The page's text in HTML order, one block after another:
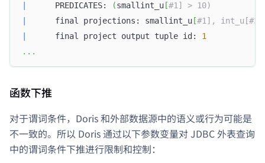
      PREDICATES:
(smallint_u [#1] > 10)
      final projections: smallint_u
[#1],
      final project output tuple id:
1
. . .
函数下推
对于谓词条件，Doris 和外部数据源中的语义或行为可能是
不一致的。所以 Doris 通过以下参数变量对 JDBC 外表查询
中的谓词条件下推进行限制和控制：